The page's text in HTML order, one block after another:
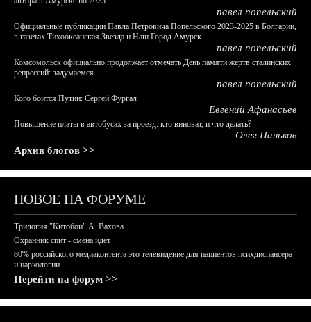
павел попельский
Официальные публикации Павла Петровича Попельского 2023-2025 в Болгарии,
в газетах Тихоокеанская Звезда и Наш Город Амурск
павел попельский
Комсомольск официально продолжает отмечать День памяти жертв сталинских
репрессий: задумаемся...
павел попельский
Кого боится Путин: Сергей Фургал
Евгений Афанасьев
Повышение платы в автобусах за проезд: кто виноват, и что делать?
Олег Паньков
Архив блогов >>
НОВОЕ НА ФОРУМЕ
Трилогия "Китобои" А. Вахова.
Охранник спит - смена идёт
80% российского медиаконтента это телевидение для пациентов психдиспансера
и наркологии.
Перейти на форум >>